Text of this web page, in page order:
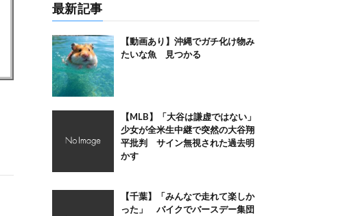
最新記事
【動画あり】沖縄でガチ化け物み
たいな魚 見つかる
【MLB】「大谷は謙虚ではない」
少女が全米生中継で突然の大谷翔
平批判 サイン無視された過去明
かす
【千葉】「みんなで走れて楽しか
った」 バイクでバースデー集団